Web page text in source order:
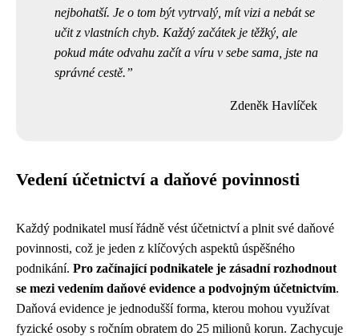
nejbohatší. Je o tom být vytrvalý, mít vizi a nebát se
učit z vlastních chyb. Každý začátek je těžký, ale
pokud máte odvahu začít a víru v sebe sama, jste na
správné cestě.
Zdeněk Havlíček
Vedení účetnictví a daňové povinnosti
Každý podnikatel musí řádně vést účetnictví a plnit své daňové
povinnosti, což je jeden z klíčových aspektů úspěšného
podnikání. Pro začínající podnikatele je zásadní rozhodnout
se mezi vedením daňové evidence a podvojným účetnictvím.
Daňová evidence je jednodušší forma, kterou mohou využívat
fyzické osoby s ročním obratem do 25 milionů korun. Zachycuje